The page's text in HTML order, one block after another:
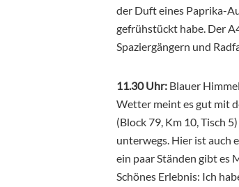
der Duft eines Paprika-
gefrühstückt habe. Der
Spaziergängern und
11.30 Uhr: Blauer
Wetter meint es gut mit
(Block 79, Km 10, Tisch
unterwegs. Hier ist auch
ein paar Ständen gibt es
Schönes Erlebnis: Ich